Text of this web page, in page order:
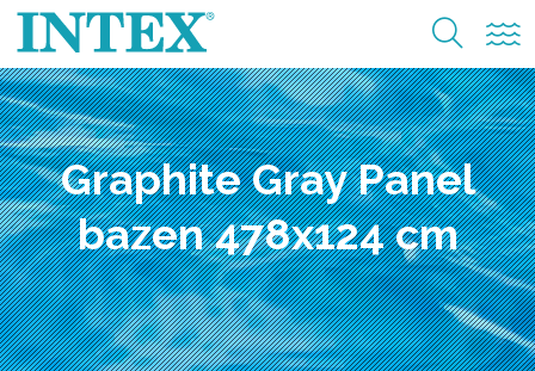
Graphite Gray Panel
bazen 478x124 cm